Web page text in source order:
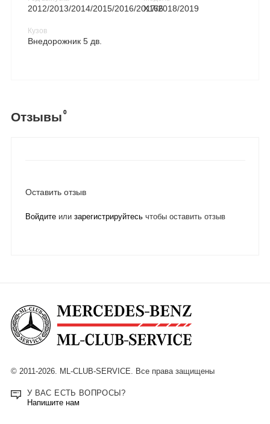
2012/2013/2014/2015/2016/2017/2018/2019
Кузов
Внедорожник 5 дв.
X166
Отзывы 0
Оставить отзыв
Войдитеили зарегистрируйтесьчтобы оставить отзыв
© 2011-2026. ML-CLUB-SERVICE. Все права защищены
У ВАС ЕСТЬ ВОПРОСЫ?
Напишите нам